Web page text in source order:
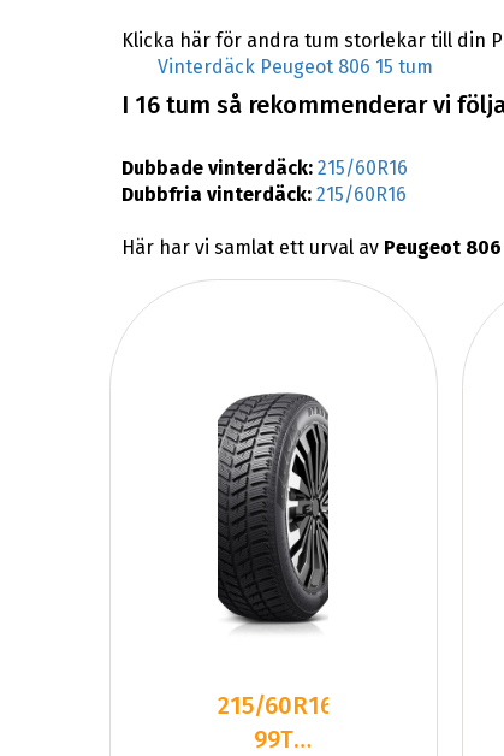
Klicka här för andra tum storlekar till din
Vinterdäck Peugeot 806 15 tum
I 16 tum så rekommenderar vi
Dubbade vinterdäck: 215/60R16
Dubbfria vinterdäck: 215/60R16
Här har vi samlat ett urval av Peugeot
215/60R16
99T